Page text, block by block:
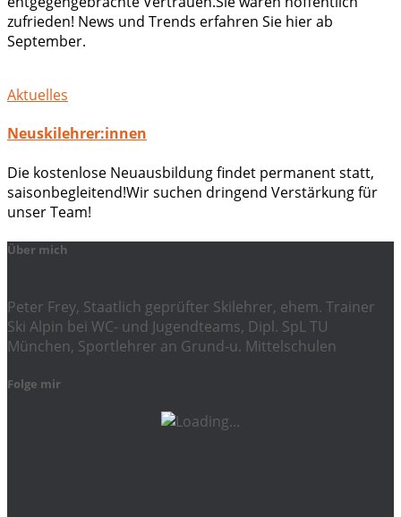
zufrieden! News und Trends erfahren Sie hier ab
September.
Aktuelles
Neuskilehrer:innen
Die kostenlose Neuausbildung findet permanent statt,
saisonbegleitend!Wir suchen dringend Verstärkung für
unser Team!
Über mich
Peter Frey, Staatlich geprüfter Skilehrer, ehem. Trainer
Ski Alpin bei WC- und Jugendteams, Dipl. SpL TU
München, Sportlehrer an Grund-u. Mittelschulen
Folge mir